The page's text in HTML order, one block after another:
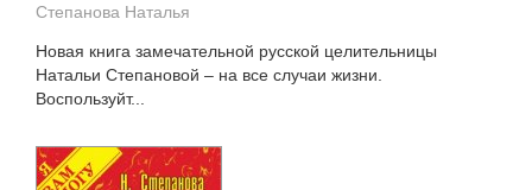
Степанова Наталья
Новая книга замечательной русской целительницы
Натальи Степановой – на все случаи жизни.
Воспользуйт...